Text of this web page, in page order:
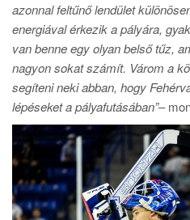
azonnal feltűnő lendület
energiával érkezik a pályára,
van benne egy olyan belső tűz,
nagyon sokat számít. Várom a
segíteni neki abban, hogy
lépéseket a pályafutásában”–